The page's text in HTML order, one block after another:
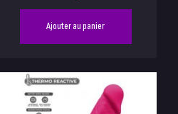
Ajouter au panier